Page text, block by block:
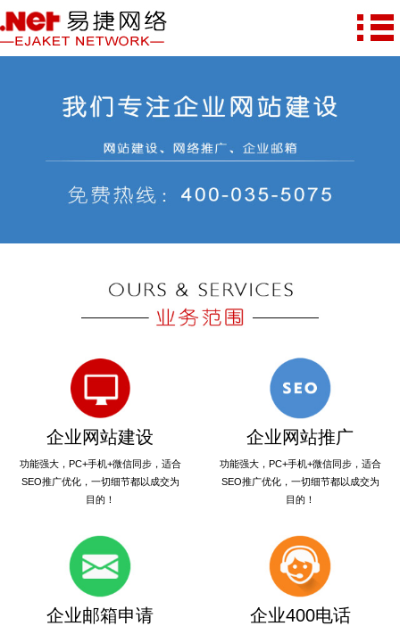
企业网站建设
功能强大，PC+手机+微信同步，适合
SEO推广优化，一切细节都以成交为
目的！
企业网站推广
功能强大，PC+手机+微信同步，适合
SEO推广优化，一切细节都以成交为
目的！
企业邮箱申请 企业400电话